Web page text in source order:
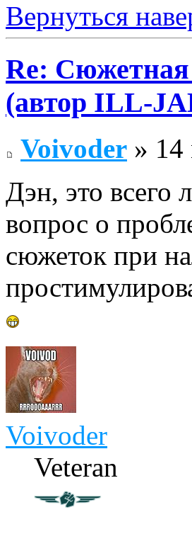
Вернуться
Re:
(автор ILL-
Voivoder » 14
Дэн, это всего
вопрос о
сюжеток при
Voivoder
Veteran